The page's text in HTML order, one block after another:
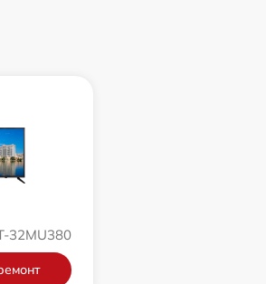
32MU380